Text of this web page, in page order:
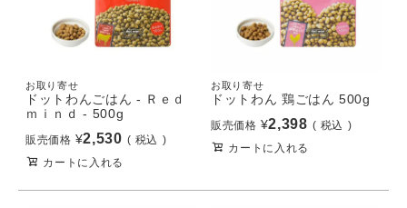
お取り寄せ
ドットわんごはん - Ｒｅｄ
ｍｉｎｄ - 500g
販売価格 ¥2,530
税込
カートに入れる
お取り寄せ
ドットわん 鶏ごはん 500g
販売価格 ¥2,398
税込
カートに入れる